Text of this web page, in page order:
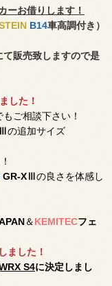
ーお借りします！
B14車高調付き）
て販売致しますので是
した ！
相談下さい！
の追加サイズ
GR-XⅢの良さを体感し
＆ KEMITECフェ
ました！
S4に決定しまし